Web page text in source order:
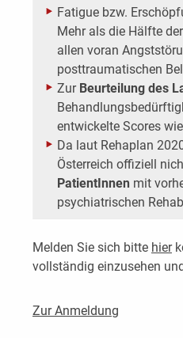
Fatigue bzw.
Mehr als die Hälfte
allen voran
posttraumatischen
Zur Beurteilung des
entwickelte Scores
Da laut Rehaplan
Österreich offiziell
PatientInnen mit
psychiatrischen
Melden Sie sich bitte hier
vollständig einzusehen
Zur Anmeldung